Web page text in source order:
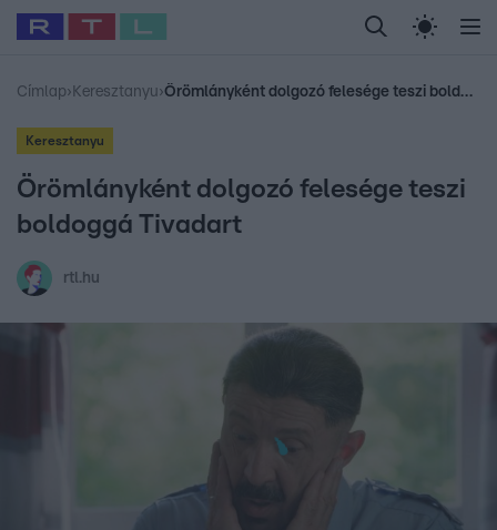
Legfrissebb RTL Híradó Randi Celeb vagyok,
Babits Marcella Most Wanted Gallusz
Címlap› Keresztanyu› Örömlányként dolgozó felesége teszi boldoggá Tivadart
Keresztanyu
Örömlányként dolgozó felesége teszi
boldoggá Tivadart
rtl.hu